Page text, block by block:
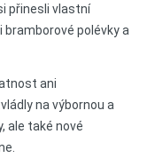
přinesli vlastní
bramborové polévky a
ani
na výbornou a
ale také nové